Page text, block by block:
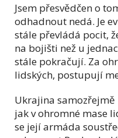
Jsem přesvědčen o
odhadnout nedá. Je
stále převládá pocit,
na bojišti než u
stále pokračují. Za
lidských, postupují
Ukrajina samozřejmě
jak v ohromné mase
se její armáda